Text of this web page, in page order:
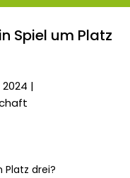
Spiel um Platz
|
Platz drei?